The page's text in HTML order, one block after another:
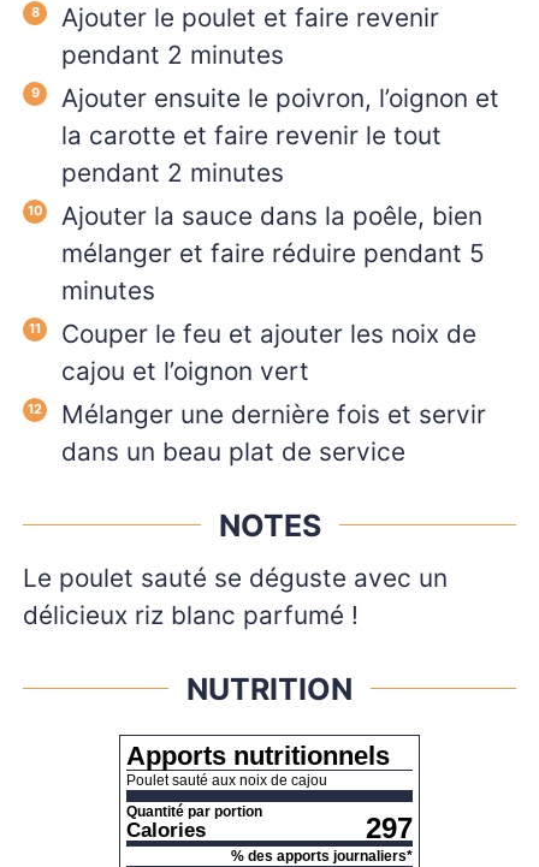
Ajouter le poulet et faire revenir
pendant 2 minutes
Ajouter ensuite le poivron, l’oignon et
la carotte et faire revenir le tout
pendant 2 minutes
Ajouter la sauce dans la poêle, bien
mélanger et faire réduire pendant 5
minutes
Couper le feu et ajouter les noix de
cajou et l’oignon vert
Mélanger une dernière fois et servir
dans un beau plat de service
NOTES
Le poulet sauté se déguste avec un
délicieux riz blanc parfumé !
NUTRITION
Apports nutritionnels
Poulet sauté aux noix de cajou
Quantité par portion
Calories 297
% des apports journaliers*